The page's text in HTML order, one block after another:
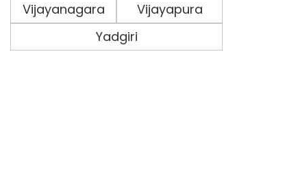
Vijayanagara
Vijayapura
Yadgiri